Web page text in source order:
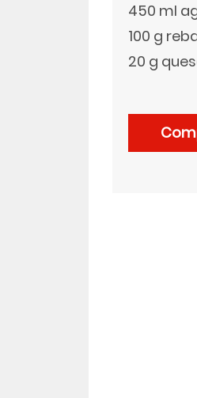
450 ml
100 g
20 g